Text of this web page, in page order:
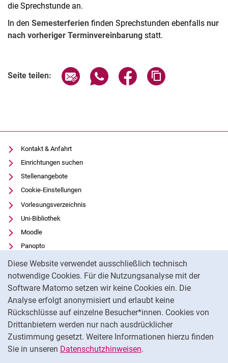
Diese Website verwendet ausschließlich technisch
notwendige Cookies. Für die Nutzungsanalyse mit der
Software Matomo setzen wir keine Cookies ein. Die
Analyse erfolgt anonymisiert und erlaubt keine
Rückschlüsse auf einzelne Besucher*innen. Cookies von
Drittanbietern werden nur nach ausdrücklicher
Zustimmung gesetzt. Weitere Informationen hierzu finden
Sie in unseren Datenschutzhinweisen.
die Sprechstunde an.
In den Semesterferien finden Sprechstunden ebenfalls nur
nach vorheriger Terminvereinbarung statt.
Seite teilen: Seite über E-Mail teilen
Seite über WhatsApp teilen
Seite über Facebook
Kontakt & Anfahrt
Einrichtungen suchen
Stellenangebote
Cookie-Einstellungen
Vorlesungsverzeichnis
Uni-Bibliothek
Moodle
Panopto
Datenschutz
Barrierefreiheit
Transparenter KI-Einsatz
Impressum
Externer Link: Universität Kassel auf
Facebook(öffnet neues Fenster)
Externer Link: Universität Kassel auf
Instagram (öffnet neues Fenster)